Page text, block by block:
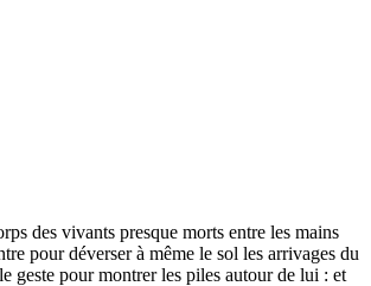
des vivants presque morts entre les mains
pour déverser à même le sol les arrivages du
geste pour montrer les piles autour de lui : et